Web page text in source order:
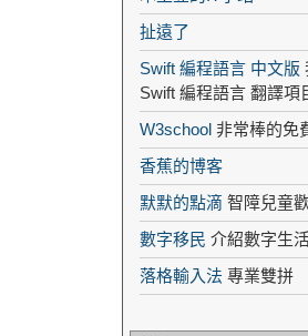
扯遠了
Swift 編程語言 中文版
Swift 編程語言 翻譯項
W3school 非常棒的免
香蕉的博客
默默的點滴 智障兒童
數字移民 介紹數字生
落格輸入法 專業雙拼